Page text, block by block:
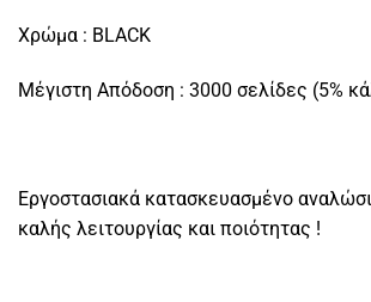
Χρώμα : BLACK
Μέγιστη Απόδοση : 3000 σελίδες (5%
Εργοστασιακά κατασκευασμένο
καλής λειτουργίας και ποιότητας !